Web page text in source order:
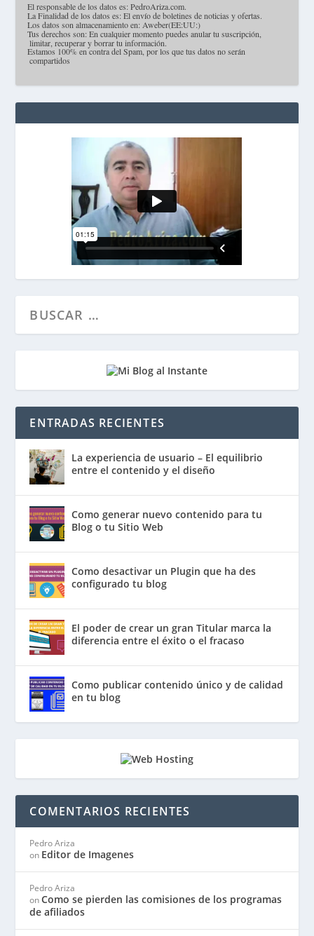
El responsable de los datos es: PedroAriza.com.
La Finalidad de los datos es: El envío de boletines de noticias y ofertas.
Los datos son almacenamiento en: Aweber(EE:UU:)
Tus derechos son: En cualquier momento puedes anular tu suscripción,
limitar, recuperar y borrar tu información.
Estamos 100% en contra del Spam, por los que tus datos no serán
compartidos
ENTRADAS RECIENTES
La experiencia de usuario – El equilibrio
entre el contenido y el diseño
Como generar nuevo contenido para tu
Blog o tu Sitio Web
Como desactivar un Plugin que ha des
configurado tu blog
El poder de crear un gran Titular marca la
diferencia entre el éxito o el fracaso
Como publicar contenido único y de calidad
en tu blog
COMENTARIOS RECIENTES
Pedro Ariza
on Editor de Imagenes
Pedro Ariza
onComo se pierden las comisiones de los programas
de afiliados